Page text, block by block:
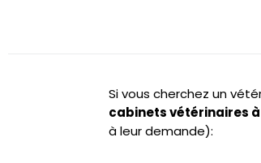
Si vous cherchez un
cabinets vétérinaires à
à leur demande):